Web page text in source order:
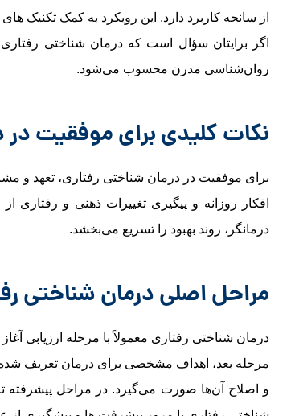
از سانحه کاربرد دارد. این رویکرد به کمک تکنیک
اگر برایتان سؤال است که درمان شناختی
روان‌شناسی مدرن محسوب می‌شود.
نکات کلیدی برای موفقیت در
برای موفقیت در درمان شناختی رفتاری، تعهد و
افکار روزانه و پیگیری تغییرات ذهنی و رفتاری
درمانگر، روند بهبود را تسریع می‌بخشد.
مراحل اصلی درمان شناختی
درمان شناختی رفتاری معمولاً با مرحله ارزیابی
مرحله بعد، اهداف مشخصی برای درمان تعریف
و اصلاح آن‌ها صورت می‌گیرد. در مراحل پیشرفته